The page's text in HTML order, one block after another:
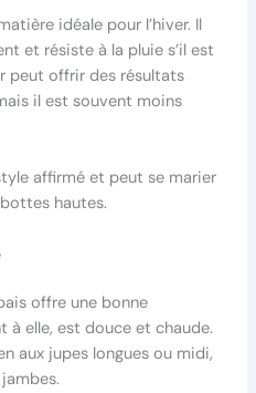
idéale pour l’hiver. Il
et résiste à la pluie s’il est
peut offrir des résultats
il est souvent moins
affirmé et peut se marier
hautes.
offre une bonne
à elle, est douce et chaude.
aux jupes longues ou midi,